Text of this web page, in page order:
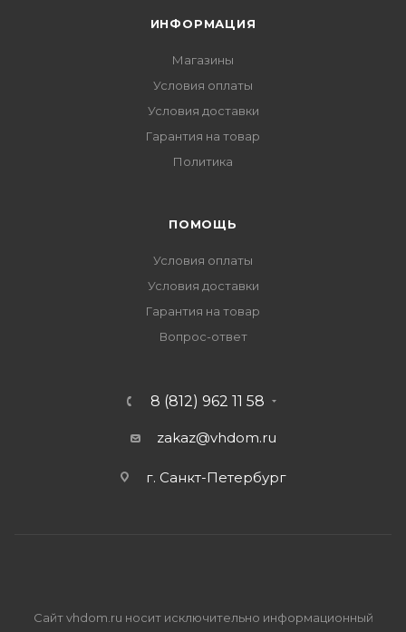
ИНФОРМАЦИЯ
Магазины
Условия оплаты
Условия доставки
Гарантия на товар
Политика
ПОМОЩЬ
Условия оплаты
Условия доставки
Гарантия на товар
Вопрос-ответ
8 (812) 962 11 58
zakaz@vhdom.ru
г. Санкт-Петербург
Сайт vhdom.ru носит исключительно информационный